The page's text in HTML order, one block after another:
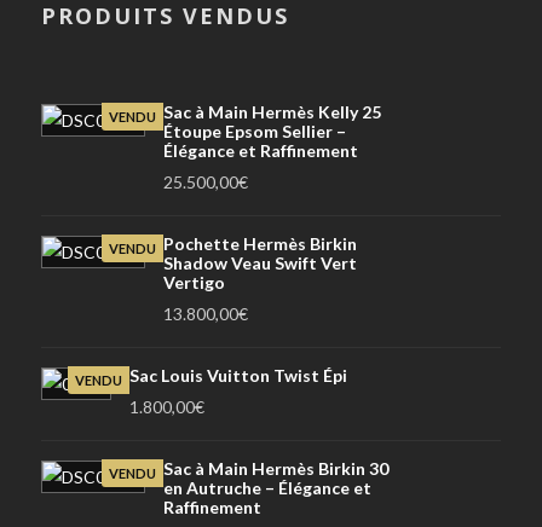
PRODUITS VENDUS
VENDU Sac à Main Hermès Kelly 25
Étoupe Epsom Sellier –
Élégance et Raffinement
25.500,00€
VENDU
Pochette Hermès Birkin
Shadow Veau Swift Vert
Vertigo
13.800,00€
VENDU Sac Louis Vuitton Twist Épi
1.800,00€
VENDU Sac à Main Hermès Birkin 30
en Autruche – Élégance et
Raffinement